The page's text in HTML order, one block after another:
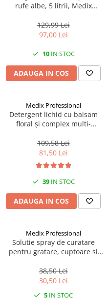
si
rufe albe, 5 litrii, Medix
129,99 Lei
97,00 Lei
10IN STOC
ADAUGA IN COS
Medix Professional
Detergent lichid cu balsam
floral și complex multi-
Professional
109,58 Lei
81,50 Lei
39IN STOC
ADAUGA IN COS
Medix Professional
Solutie spray de curatare
pentru gratare, cuptoare si
Professional
38,50 Lei
30,50 Lei
5 IN STOC